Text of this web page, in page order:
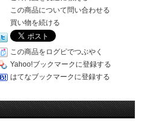
この商品について問い合わせる
買い物を続ける
この商品をログピでつぶやく
Yahoo!ブックマークに登録する
はてなブックマークに登録する